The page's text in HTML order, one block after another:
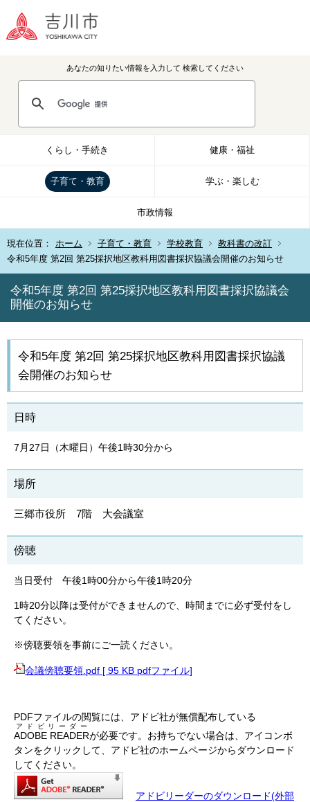
あなたの知りたい情報を入力して 検索してください
くらし・手続き 健康・福祉
子育て・教育 学ぶ・楽しむ
市政情報
現在位置： ホーム 子育て・教育 学校教育
教科書の改訂
令和5年度 第2回 第25採択地区教科用図書採択協議会開催のお知らせ
令和5年度 第2回 第25採択地区教科用図書採択協議会
開催のお知らせ
令和5年度 第2回 第25採択地区教科用図書採択協議
会開催のお知らせ
日時
7月27日（木曜日）午後1時30分から
場所
三郷市役所 7階 大会議室
傍聴
当日受付 午後1時00分から午後1時20分
1時20分以降は受付ができませんので、時間までに必ず受付をし
てください。
※傍聴要領を事前にご一読ください。
会議傍聴要領.pdf [ 95 KB pdfファイル]
PDFファイルの閲覧には、アドビ社が無償配布している
ADOBE READER
アドビリーダー
が必要です。お持ちでない場合は、アイコンボ
タンをクリックして、アドビ社のホームページからダウンロード
してください。
アドビリーダーのダウンロード(外部